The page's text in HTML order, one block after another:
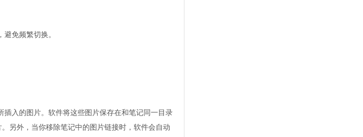
免频繁切换。
入的图片。软件将这些图片保存在和笔记同一目录
另外，当你移除笔记中的图片链接时，软件会自动